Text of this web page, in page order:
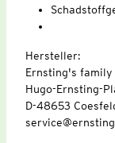
Hersteller:
Ernsting's family
Hugo-Ernsting-
D-48653